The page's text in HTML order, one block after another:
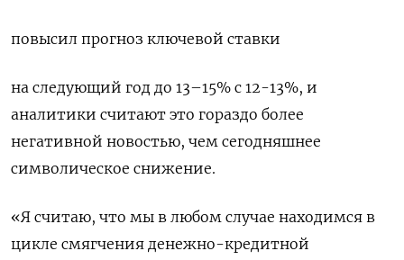
повысил прогноз ключевой ставки
на следующий год до 13–15% с 12-13%, и
аналитики считают это гораздо более
негативной новостью, чем сегодняшнее
символическое снижение.
«Я считаю, что мы в любом случае находимся в
цикле смягчения денежно-кредитной